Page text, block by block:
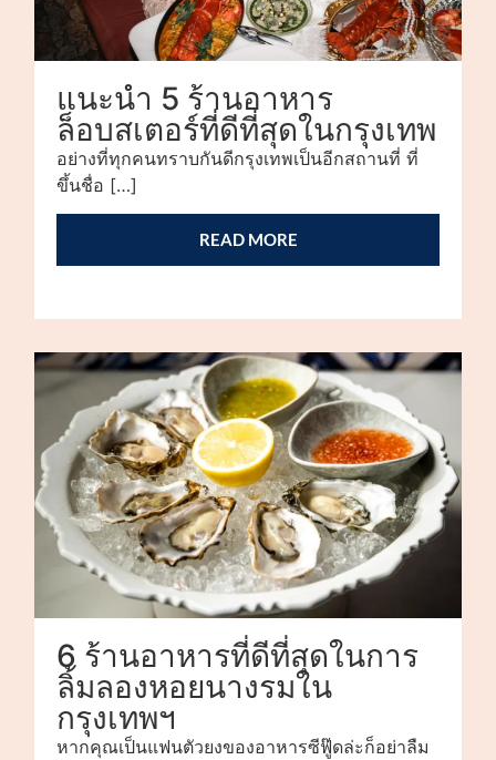
แนะนำ 5 ร้านอาหาร
ล็อบสเตอร์ที่ดีที่สุดในกรุงเทพ
อย่างที่ทุกคนทราบกันดีกรุงเทพเป็นอีกสถานที่ ที่
ขึ้นชื่อ […]
READ MORE
6 ร้านอาหารที่ดีที่สุดในการ
ลิ้มลองหอยนางรมใน
กรุงเทพฯ
หากคุณเป็นแฟนตัวยงของอาหารซีฟู๊ดล่ะก็อย่าลืม